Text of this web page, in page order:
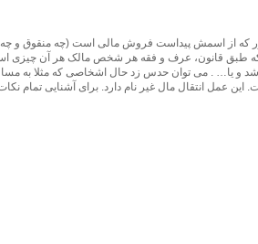
که از اسمش پیداست فروش مالی است (چه منقوق و
که طبق قانون، عرف و فقه هر شخص مالک هر آن چیزی
و یا… . می توان حدس زد حال اشخاصی که مثلا به
عمل انتقال مال غیر نام دارد. برای آشنایی تمام